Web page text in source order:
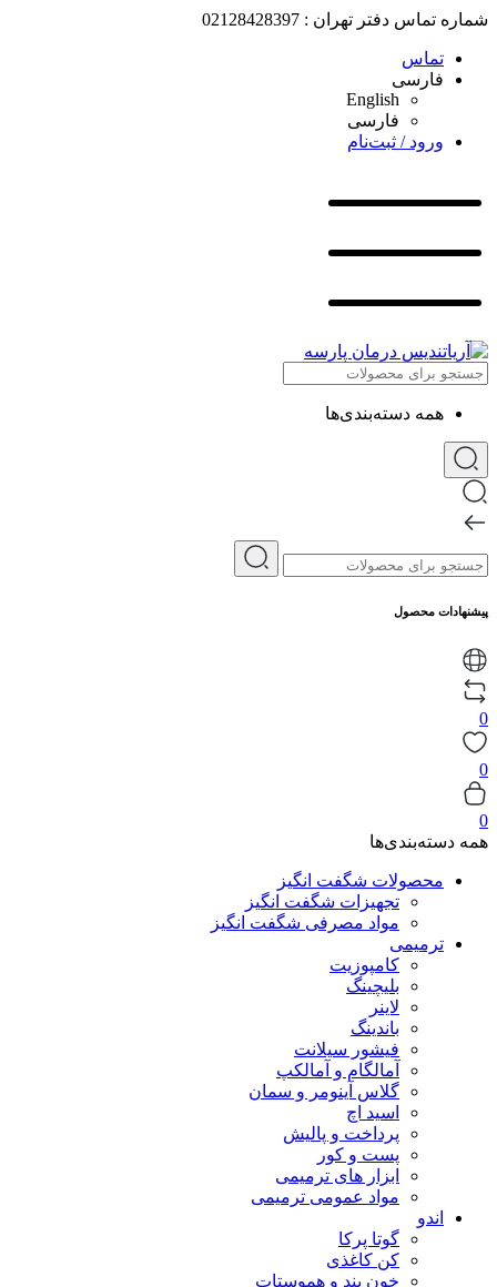
شماره تماس دفتر تهران : 02128428397
تماس
فارسی
English
فارسی
ورود / ثبت‌نام
همه دسته‌بندی‌ها
پیشنهادات محصول
0
0
0
همه دسته‌بندی‌ها
محصولات شگفت انگیز
تجهیزات شگفت انگیز
مواد مصرفی شگفت انگیز
ترمیمی
کامپوزیت
بلیچینگ
لاینر
باندینگ
فیشور سیلانت
آمالگام و آمالکپ
گلاس آینومر و سمان
اسید اچ
پرداخت و پالیش
پست و کور
ابزار های ترمیمی
مواد عمومی ترمیمی
اندو
گوتا پرکا
کن کاغذی
خون بند و هموستات